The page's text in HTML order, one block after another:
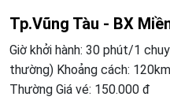
Tp.Vũng Tàu - BX
Giờ khởi hành: 30 phút/1
thường) Khoảng cách:
Thường Giá vé: 150.000 đ